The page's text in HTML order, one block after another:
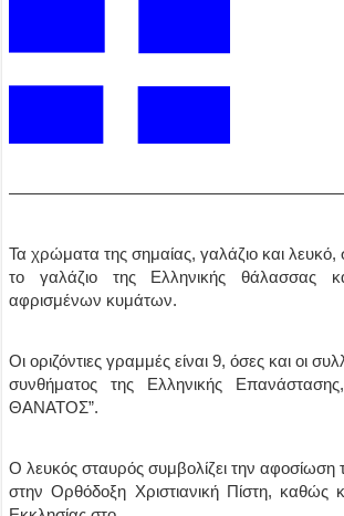
Τα χρώματα της σημαίας, γαλάζιο και λευκό,
το γαλάζιο της Ελληνικής θάλασσας
αφρισμένων κυμάτων.
Οι οριζόντιες γραμμές είναι 9, όσες και οι
συνθήματος της Ελληνικής
ΘΑΝΑΤΟΣ”.
Ο λευκός σταυρός συμβολίζει την
στην Ορθόδοξη Χριστιανική Πίστη, καθώς